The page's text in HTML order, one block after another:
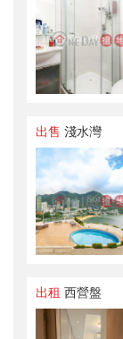
出售 淺水灣
出租 西營盤